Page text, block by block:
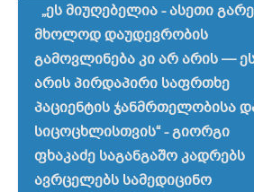
„ეს მიუღებელია - ასეთი
მხოლოდ დაუდევრობის
გამოვლინება კი არ არის —
არის პირდაპირი საფრთხე
პაციენტის ჯანმრთელობისა
სიცოცხლისთვის“ - გიორგი
ფხაკაძე საგანგაშო კადრებს
ავრცელებს სამედიცინო